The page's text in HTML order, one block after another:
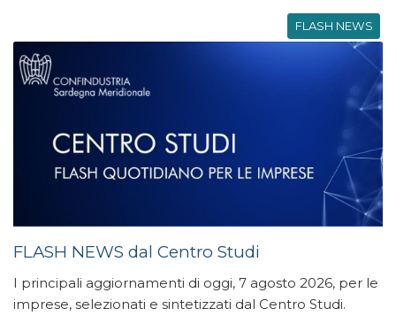
FLASH NEWS
FLASH NEWS dal Centro Studi
I principali aggiornamenti di oggi, 7 agosto 2026, per le
imprese, selezionati e sintetizzati dal Centro Studi.